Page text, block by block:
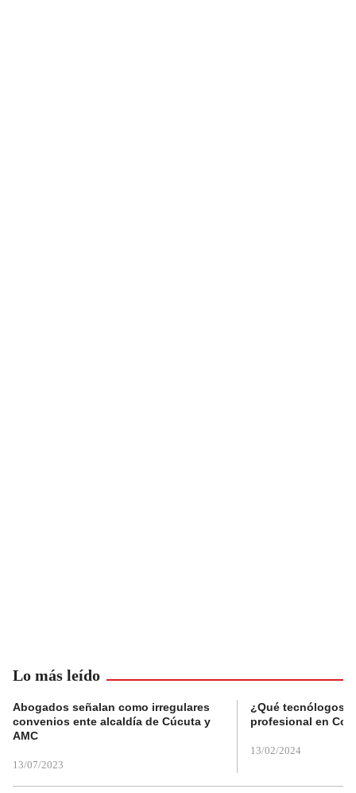
Lo más leído
Abogados señalan como irregulares
convenios ente alcaldía de Cúcuta y
AMC
13/07/2023
¿Qué tecnólogos
profesional en
13/02/2024